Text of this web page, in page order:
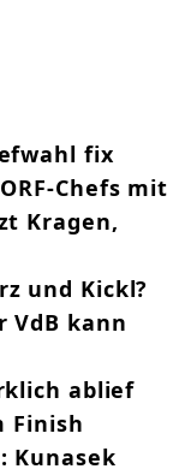
fix
Chefs mit
Kragen,
und Kickl?
VdB kann
ablief
Finish
Kunasek